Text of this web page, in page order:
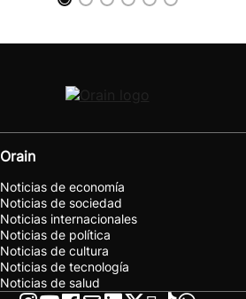
Orain
Noticias de economía
Noticias de sociedad
Noticias internacionales
Noticias de política
Noticias de cultura
Noticias de tecnología
Noticias de salud